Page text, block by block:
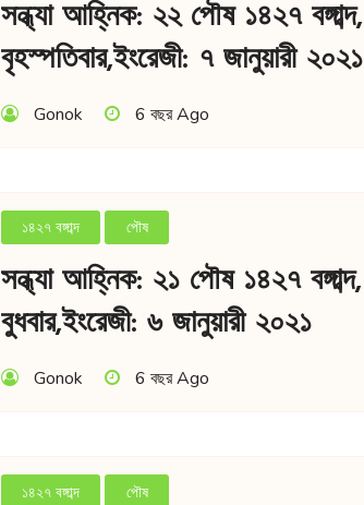
সন্ধ্যা আহ্নিক: ২২ পৌষ ১৪২৭ বঙ্গাব্দ,
বৃহস্পতিবার,ইংরেজী: ৭ জানুয়ারী ২০২১
Gonok 6 বছর Ago
১৪২৭ বঙ্গাব্দ পৌষ
সন্ধ্যা আহ্নিক: ২১ পৌষ ১৪২৭ বঙ্গাব্দ,
বুধবার,ইংরেজী: ৬ জানুয়ারী ২০২১
Gonok 6 বছর Ago
১৪২৭ বঙ্গাব্দ পৌষ